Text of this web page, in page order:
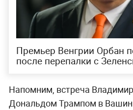
Премьер Венгрии Орбан
после перепалки с
Напомним, встреча
Дональдом Трампом в